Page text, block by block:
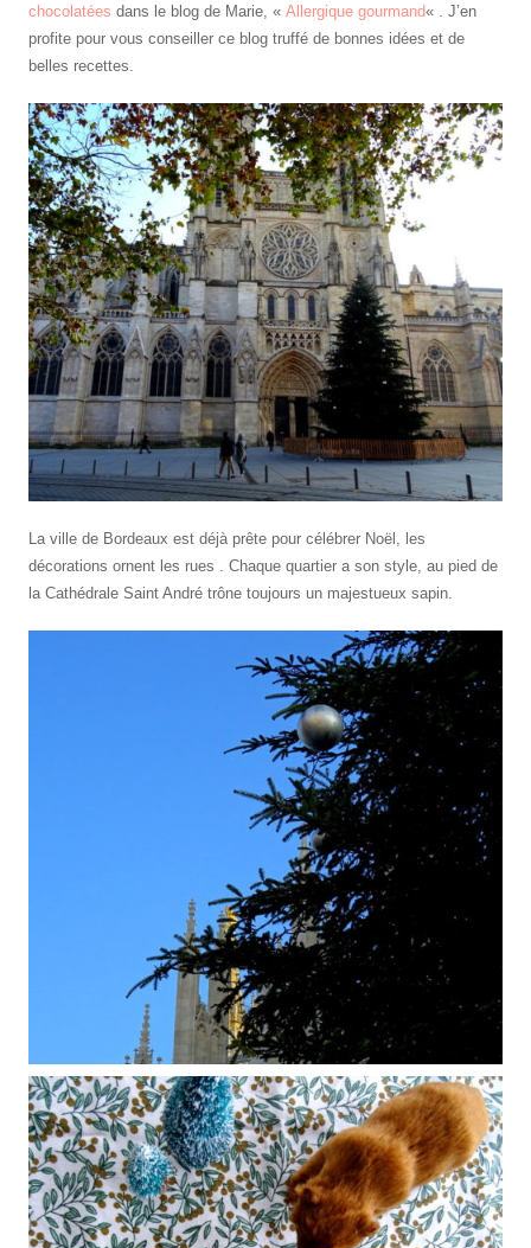
chocolatées dans le blog de Marie, « Allergique gourmand« . J’en
profite pour vous conseiller ce blog truffé de bonnes idées et de
belles recettes.
La ville de Bordeaux est déjà prête pour célébrer Noël, les
décorations ornent les rues . Chaque quartier a son style, au pied de
la Cathédrale Saint André trône toujours un majestueux sapin.